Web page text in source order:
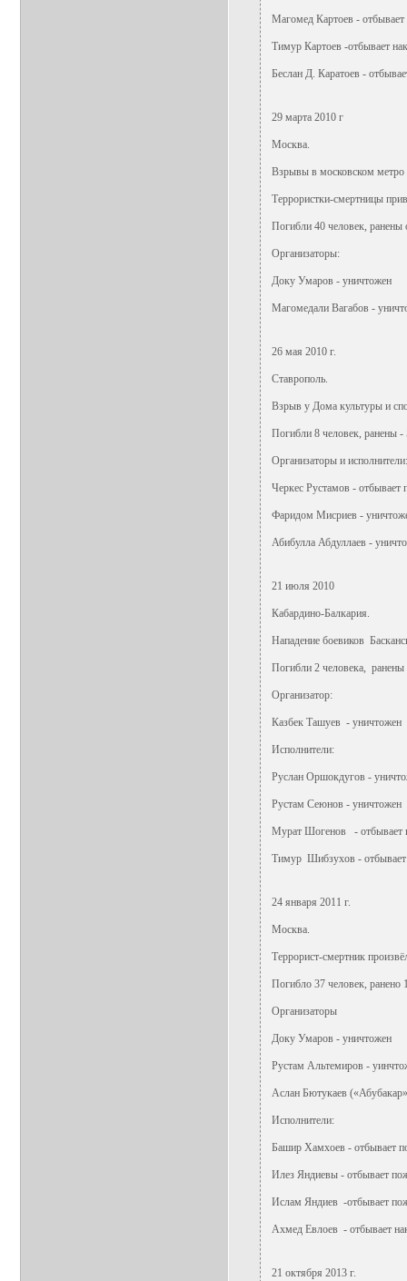
Магомед Картоев - отбывает
Тимур Картоев -отбывает
Беслан Д. Каратоев -
29 марта 2010 г
Москва.
Взрывы в московском метро
Террористки-смертницы
Погибли 40 человек, ранены
Организаторы:
Доку Умаров - уничтожен
Магомедали Вагабов -
26 мая 2010 г.
Ставрополь.
Взрыв у Дома культуры и
Погибли 8 человек, ранены -
Организаторы и исполнители:
Черкес Рустамов - отбывает
Фаридом Мисриев -
Абибулла Абдуллаев -
21 июля 2010
Кабардино-Балкария.
Нападение боевиков
Погибли 2 человека,
Организатор:
Казбек Ташуев - уничтожен
Исполнители:
Руслан Оршокдугов -
Рустам Сеюнов - уничтожен
Мурат Шогенов - отбывает
Тимур Шибзухов - отбывает
24 января 2011 г.
Москва.
Террорист-смертник
Погибло 37 человек, ранено
Организаторы
Доку Умаров - уничтожен
Рустам Альтемиров -
Аслан Бютукаев
Исполнители:
Башир Хамхоев - отбывает
Илез Яндиевы - отбывает
Ислам Яндиев -отбывает
Ахмед Евлоев - отбывает
21 октября 2013 г.